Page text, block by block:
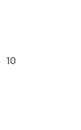
10